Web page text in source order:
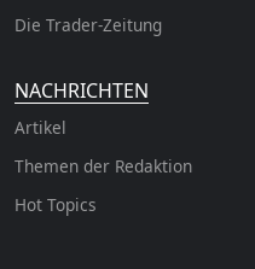
Die Trader-Zeitung
NACHRICHTEN
Artikel
Themen der Redaktion
Hot Topics